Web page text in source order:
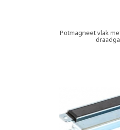
Potmagneet vlak